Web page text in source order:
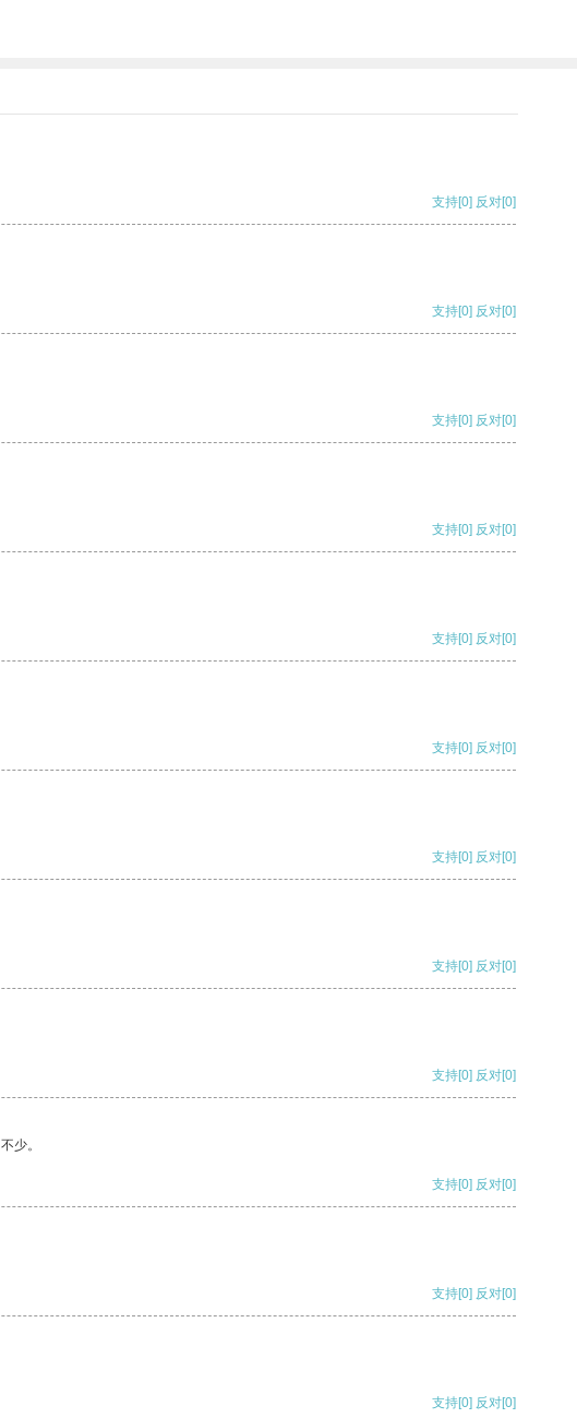
支持[0] 反对[0]
支持[0] 反对[0]
支持[0] 反对[0]
支持[0] 反对[0]
支持[0] 反对[0]
支持[0] 反对[0]
支持[0] 反对[0]
支持[0] 反对[0]
支持[0] 反对[0]
少。
支持[0] 反对[0]
支持[0] 反对[0]
支持[0] 反对[0]